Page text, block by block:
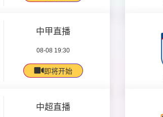
中甲直播
08-08 19:30
即将开始
中超直播